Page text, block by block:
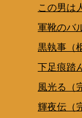
この男は
軍靴のバ
黒執事（
下足痕踏
風光る（
輝夜伝（